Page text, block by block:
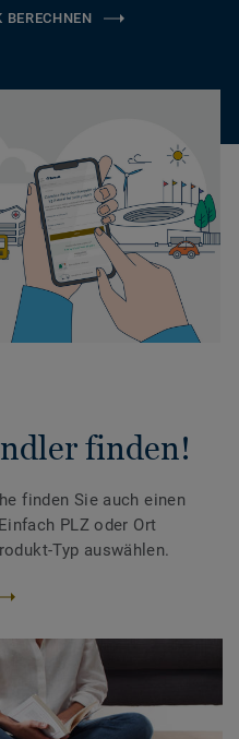
BERECHNEN
finden!
finden Sie auch einen
PLZ oder Ort
Typ auswählen.